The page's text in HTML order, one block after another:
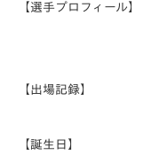
【選手プロフィール】
【出場記録】
【誕生日】